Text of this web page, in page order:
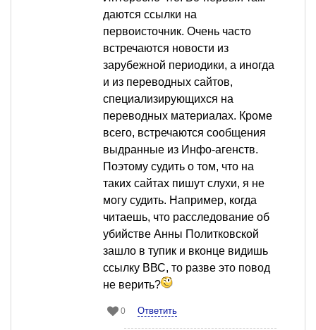
даются ссылки на
первоисточник. Очень часто
встречаются новости из
зарубежной периодики, а иногда
и из переводных сайтов,
специализирующихся на
переводных материалах. Кроме
всего, встречаются сообщения
выдранные из Инфо-агенств.
Поэтому судить о том, что на
таких сайтах пишут слухи, я не
могу судить. Например, когда
читаешь, что расследование об
убийстве Анны Политковской
зашло в тупик и вконце видишь
ссылку ВВС, то разве это повод
не верить?
0 Ответить